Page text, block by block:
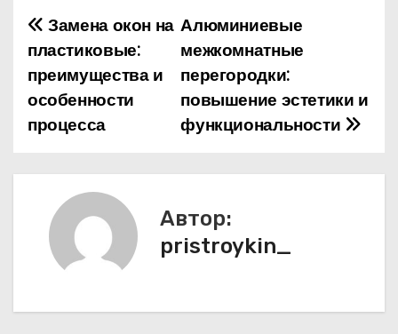
Н
а
в
и
г
Алюминиевые
межкомнатные
перегородки:
повышение эстетики и
функциональности
Замена окон на
пластиковые:
преимущества и
особенности
процесса
Автор:
pristroykin_